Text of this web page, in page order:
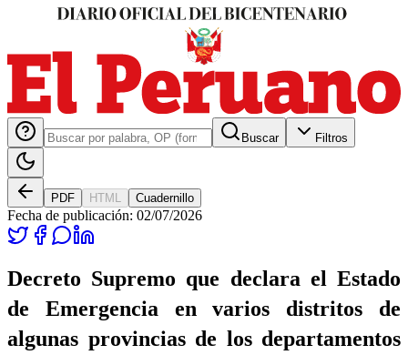
Buscar Filtros
PDF HTML Cuadernillo
Fecha de publicación: 02/07/2026
Decreto Supremo que declara el Estado
de Emergencia en varios distritos de
algunas provincias de los departamentos